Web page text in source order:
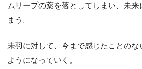
ムリープの薬を落としてしまい、未来
まう。
未羽に対して、今まで感じたことのな
ようになっていく。